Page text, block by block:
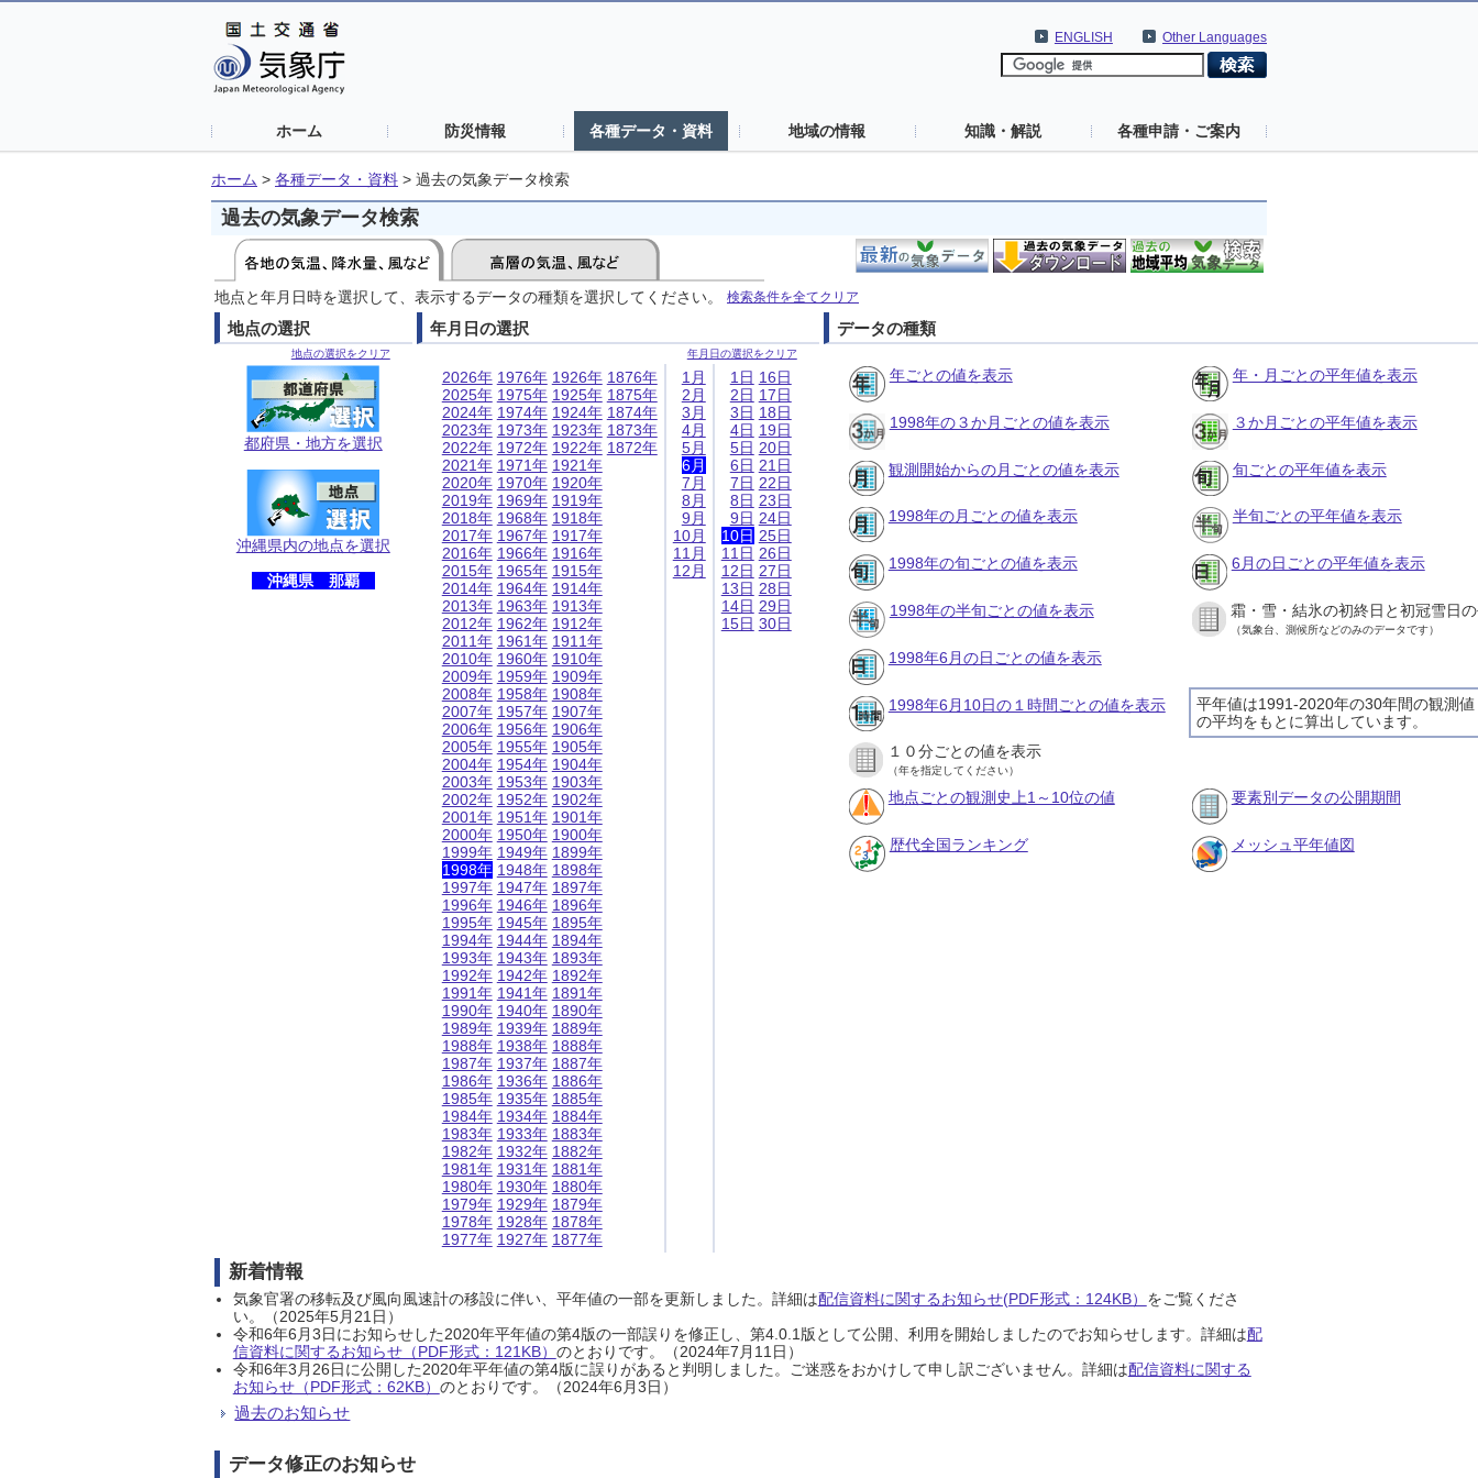
Other Languages
ENGLISH
ホーム 防災情報 各種データ・資料 地域の情報 知識・解説 各種申請・ご案内
ホーム > 各種データ・資料 > 過去の気象データ検索
過去の気象データ検索
地点と年月日時を選択して、表示するデータの種類を選択してください。 検索条件を全てクリア
地点の選択
地点の選択をクリア
都府県・地方を選択
沖縄県内の地点を選択
沖縄県 那覇
年月日の選択
年月日の選択をクリア
2026年
2025年
2024年
2023年
2022年
2021年
2020年
2019年
2018年
2017年
2016年
2015年
2014年
2013年
2012年
2011年
2010年
2009年
2008年
2007年
2006年
2005年
2004年
2003年
2002年
2001年
2000年
1999年
1998年
1997年
1996年
1995年
1994年
1993年
1992年
1991年
1990年
1989年
1988年
1987年
1986年
1985年
1984年
1983年
1982年
1981年
1980年
1979年
1978年
1977年
1976年
1975年
1974年
1973年
1972年
1971年
1970年
1969年
1968年
1967年
1966年
1965年
1964年
1963年
1962年
1961年
1960年
1959年
1958年
1957年
1956年
1955年
1954年
1953年
1952年
1951年
1950年
1949年
1948年
1947年
1946年
1945年
1944年
1943年
1942年
1941年
1940年
1939年
1938年
1937年
1936年
1935年
1934年
1933年
1932年
1931年
1930年
1929年
1928年
1927年
1926年
1925年
1924年
1923年
1922年
1921年
1920年
1919年
1918年
1917年
1916年
1915年
1914年
1913年
1912年
1911年
1910年
1909年
1908年
1907年
1906年
1905年
1904年
1903年
1902年
1901年
1900年
1899年
1898年
1897年
1896年
1895年
1894年
1893年
1892年
1891年
1890年
1889年
1888年
1887年
1886年
1885年
1884年
1883年
1882年
1881年
1880年
1879年
1878年
1877年
1876年
1875年
1874年
1873年
1872年
1月
2月
3月
4月
5月
6月
7月
8月
9月
10月
11月
12月
1日
2日
3日
4日
5日
6日
7日
8日
9日
10日
11日
12日
13日
14日
15日
16日
17日
18日
19日
20日
21日
22日
23日
24日
25日
26日
27日
28日
29日
30日
データの種類
年ごとの値を表示 年・月ごとの平年値を表示
1998年の３か月ごとの値を表示 ３か月ごとの平年値を表示
観測開始からの月ごとの値を表示 旬ごとの平年値を表示
1998年の月ごとの値を表示 半旬ごとの平年値を表示
1998年の旬ごとの値を表示 6月の日ごとの平年値を表示
1998年の半旬ごとの値を表示 霜・雪・結氷の初終日と初冠雪日
（気象台、測候所などのみのデータです）
1998年6月の日ごとの値を表示
平年値は1991-2020年の30年間の観測値
の平均をもとに算出しています。
1998年6月10日の１時間ごとの値を表示
１０分ごとの値を表示
（年を指定してください）
地点ごとの観測史上1～10位の値 要素別データの公開期間
歴代全国ランキング メッシュ平年値図
新着情報
気象官署の移転及び風向風速計の移設に伴い、平年値の一部を更新しました。詳細は配信資料に関するお知らせ(PDF形式：124KB） をご覧くださ
い。（2025年5月21日）
令和6年6月3日にお知らせした2020年平年値の第4版の一部誤りを修正し、第4.0.1版として公開、利用を開始しましたのでお知らせします。詳細は配
信資料に関するお知らせ（PDF形式：121KB） のとおりです。（2024年7月11日）
令和6年3月26日に公開した2020年平年値の第4版に誤りがあると判明しました。ご迷惑をおかけして申し訳ございません。詳細は配信資料に関する
お知らせ（PDF形式：62KB） のとおりです。（2024年6月3日）
過去のお知らせ
データ修正のお知らせ